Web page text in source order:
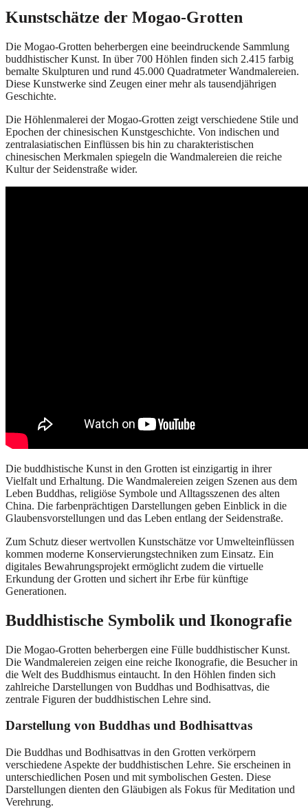
Kunstschätze der Mogao-Grotten
Die Mogao-Grotten beherbergen eine beeindruckende Sammlung
buddhistischer Kunst. In über 700 Höhlen finden sich 2.415 farbig
bemalte Skulpturen und rund 45.000 Quadratmeter Wandmalereien.
Diese Kunstwerke sind Zeugen einer mehr als tausendjährigen
Geschichte.
Die Höhlenmalerei der Mogao-Grotten zeigt verschiedene Stile und
Epochen der chinesischen Kunstgeschichte. Von indischen und
zentralasiatischen Einflüssen bis hin zu charakteristischen
chinesischen Merkmalen spiegeln die Wandmalereien die reiche
Kultur der Seidenstraße wider.
Die buddhistische Kunst in den Grotten ist einzigartig in ihrer
Vielfalt und Erhaltung. Die Wandmalereien zeigen Szenen aus dem
Leben Buddhas, religiöse Symbole und Alltagsszenen des alten
China. Die farbenprächtigen Darstellungen geben Einblick in die
Glaubensvorstellungen und das Leben entlang der Seidenstraße.
Zum Schutz dieser wertvollen Kunstschätze vor Umwelteinflüssen
kommen moderne Konservierungstechniken zum Einsatz. Ein
digitales Bewahrungsprojekt ermöglicht zudem die virtuelle
Erkundung der Grotten und sichert ihr Erbe für künftige
Generationen.
Buddhistische Symbolik und Ikonografie
Die Mogao-Grotten beherbergen eine Fülle buddhistischer Kunst.
Die Wandmalereien zeigen eine reiche Ikonografie, die Besucher in
die Welt des Buddhismus eintaucht. In den Höhlen finden sich
zahlreiche Darstellungen von Buddhas und Bodhisattvas, die
zentrale Figuren der buddhistischen Lehre sind.
Darstellung von Buddhas und Bodhisattvas
Die Buddhas und Bodhisattvas in den Grotten verkörpern
verschiedene Aspekte der buddhistischen Lehre. Sie erscheinen in
unterschiedlichen Posen und mit symbolischen Gesten. Diese
Darstellungen dienten den Gläubigen als Fokus für Meditation und
Verehrung.